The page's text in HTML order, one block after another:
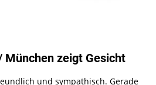
München zeigt Gesicht
und sympathisch. Gerade